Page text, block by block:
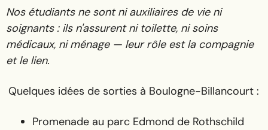
Nos étudiants ne sont ni auxiliaires de vie ni
soignants : ils n'assurent ni toilette, ni soins
médicaux, ni ménage — leur rôle est la compagnie
et le lien.
Quelques idées de sorties à Boulogne-Billancourt :
Promenade au parc Edmond de Rothschild